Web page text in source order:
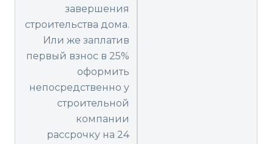
завершения
строительства дома.
Или же заплатив
первый взнос в 25%
оформить
непосредственно у
строительной
компании
рассрочку на 24